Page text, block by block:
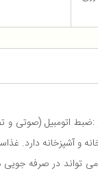
اتومبیل (صوتی و
و آشپزخانه